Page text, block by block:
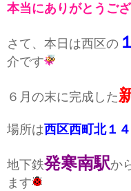
本当にありがとうご
さて、本日は西区の
介です
６月の末に完成した
場所は西区西町北１４
地下鉄発寒南駅か
ます